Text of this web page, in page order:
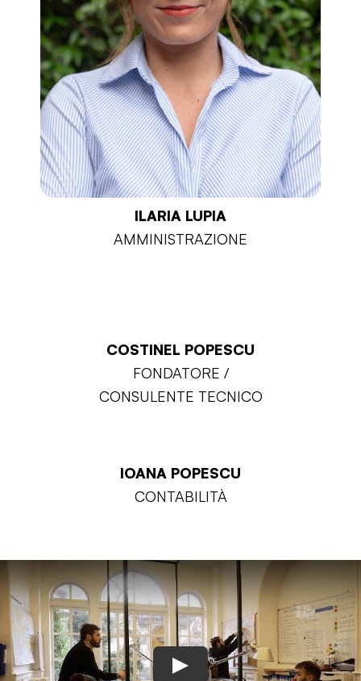
ILARIA LUPIA
AMMINISTRAZIONE
COSTINEL POPESCU
FONDATORE /
CONSULENTE TECNICO
IOANA POPESCU
CONTABILITÀ